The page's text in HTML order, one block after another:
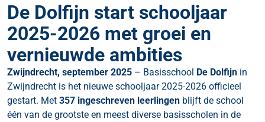
De Dolfijn start schooljaar
2025-2026 met groei en
vernieuwde ambities
Zwijndrecht, september 2025 – Basisschool De Dolfijn in
Zwijndrecht is het nieuwe schooljaar 2025-2026 officieel
gestart. Met 357 ingeschreven leerlingen blijft de school
één van de grootste en meest diverse basisscholen in de